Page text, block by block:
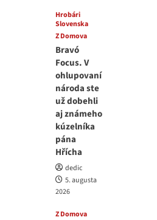
Hrobári
Slovenska
Z Domova
Bravó
Focus. V
ohlupovaní
národa ste
už dobehli
aj známeho
kúzelníka
pána
Hřícha
dedic
5. augusta
2026
Z Domova